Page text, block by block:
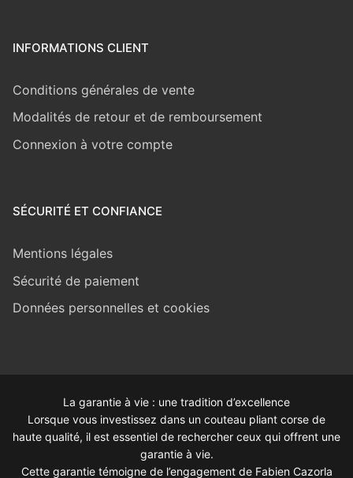
INFORMATIONS CLIENT
Conditions générales de vente
Modalités de retour et de remboursement
Connexion à votre compte
SÉCURITÉ ET CONFIANCE
Mentions légales
Sécurité de paiement
Données personnelles et cookies
La garantie à vie : une tradition d’excellence
Lorsque vous investissez dans un couteau pliant corse de
haute qualité, il est essentiel de rechercher ceux qui offrent une
garantie à vie.
Cette garantie témoigne de l’engagement de Fabien Cazorla